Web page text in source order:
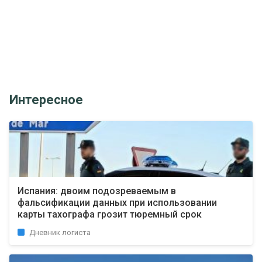
Интересное
Испания: двоим подозреваемым в
фальсификации данных при использовании
карты тахографа грозит тюремный срок
Дневник логиста